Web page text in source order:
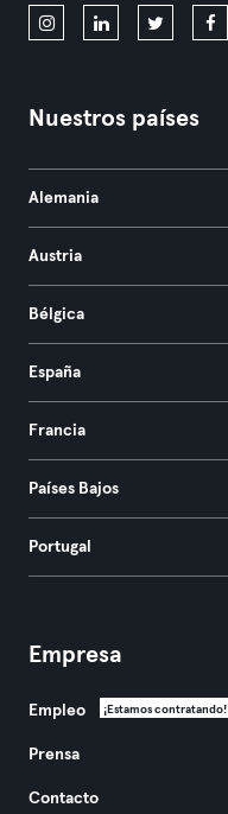
Nuestros países
Alemania
Austria
Bélgica
España
Francia
Países Bajos
Portugal
Empresa
Empleo ¡Estamos contratando!
Prensa
Contacto